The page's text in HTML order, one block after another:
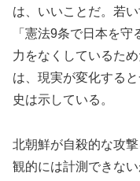
は、いいことだ。若
「憲法9条で日本を
力をなくしているた
は、現実が変化する
史は示している。
北朝鮮が自殺的な攻
観的には計測できな